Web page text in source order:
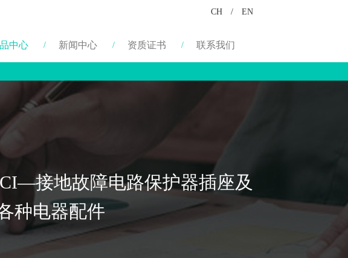
CH / EN
中心 新闻中心 资质证书 联系我们
接地故障电路保护器插座及
种电器配件